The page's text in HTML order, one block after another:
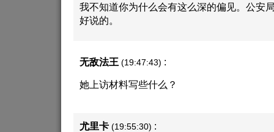
我不知道你为什么会有这么深的偏见。公安
好说的。
无敌法王 (19:47:43) :
她上访材料写些什么？
尤里卡 (19:55:30) :